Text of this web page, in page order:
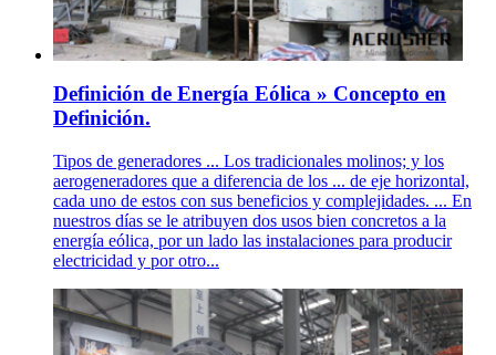
Definición de Energía Eólica » Concepto en
Definición.
Tipos de generadores ... Los tradicionales molinos; y los
aerogeneradores que a diferencia de los ... de eje horizontal,
cada uno de estos con sus beneficios y complejidades. ... En
nuestros días se le atribuyen dos usos bien concretos a la
energía eólica, por un lado las instalaciones para producir
electricidad y por otro...